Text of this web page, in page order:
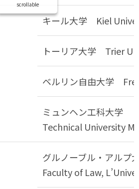
キール大学 Kiel
トーリア大学 Trier
ベルリン自由大学
ミュンヘン工科大学
Technical University
グルノーブル・アル
Faculty of Law,
scrollable